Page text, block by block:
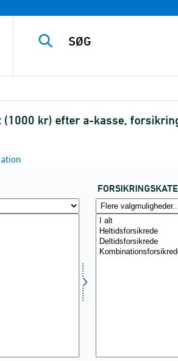
kr) efter a-kasse,